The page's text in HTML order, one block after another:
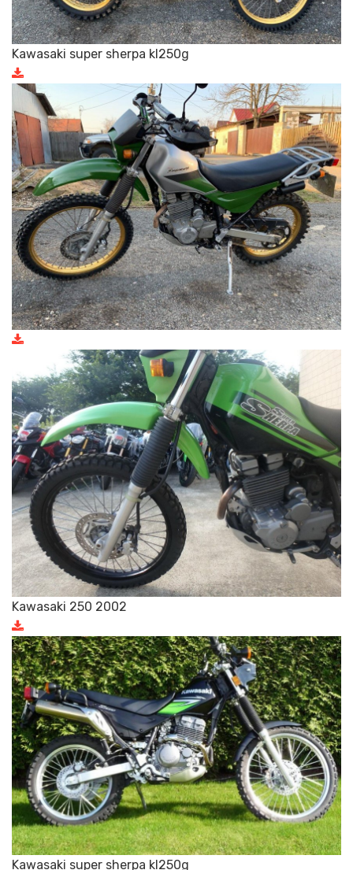
Kawasaki super sherpa kl250g
Kawasaki 250 2002
Kawasaki super sherpa kl250g